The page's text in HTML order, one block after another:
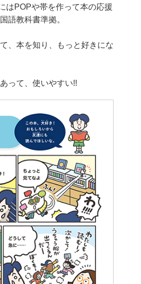
はPOPや帯を作って本の応援
語教科書準拠。
、本を知り、もっと好きにな
って、使いやすい!!